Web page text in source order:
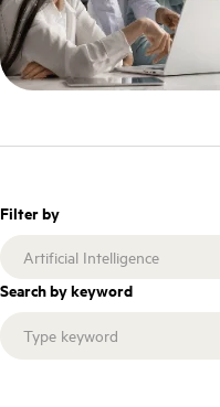
Filter by
Search by keyword